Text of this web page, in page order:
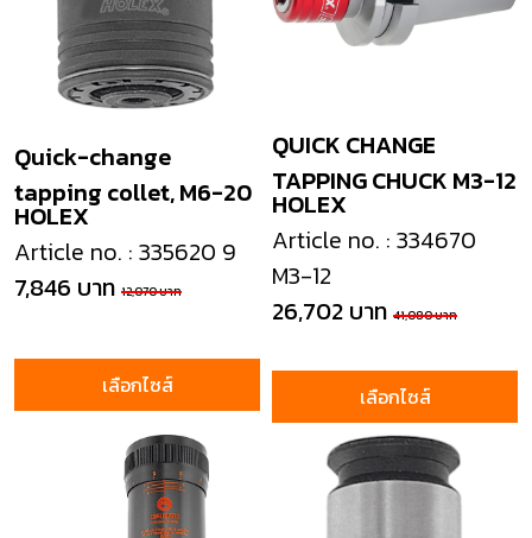
HOLEX
Quick-change
tapping collet, M6-20
Article no. : 335620 9
7,846 บาท 12,070 บาท
เลือกไซส์
HOLEX
QUICK CHANGE
TAPPING CHUCK M3-12
Article no. : 334670
M3-12
26,702 บาท 41,080 บาท
เลือกไซส์